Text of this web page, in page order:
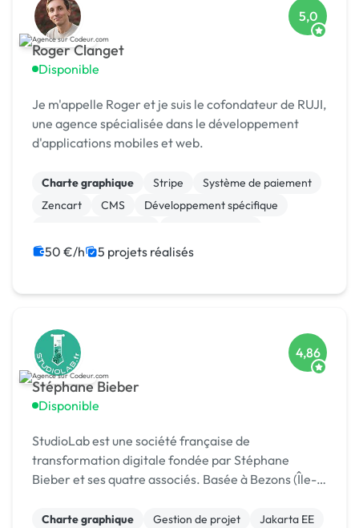
Roger Clanget
Disponible
5,0
Je m'appelle Roger et je suis le cofondateur de RUJI,
une agence spécialisée dans le développement
d'applications mobiles et web.
Charte graphique Stripe
Système de paiement
Zencart
CMS
Développement spécifique
Landing page
Migration ou refonte de site
50 €/h 5 projets réalisés
Stéphane Bieber
Disponible
4,86
StudioLab est une société française de
transformation digitale fondée par Stéphane
Bieber et ses quatre associés. Basée à Bezons (Île-
ans les entrepr
Charte graphique Gestion de projet
Jakarta EE